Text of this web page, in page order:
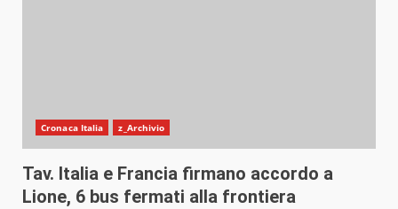
Cronaca Italia z_Archivio
Tav. Italia e Francia firmano accordo a
Lione, 6 bus fermati alla frontiera